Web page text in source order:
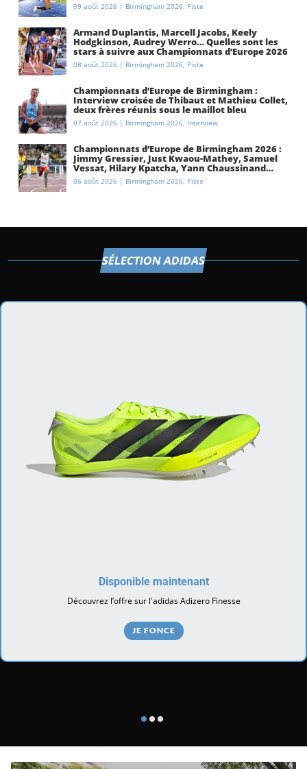
09 août 2026 | Birmingham 2026 Piste
Armand Duplantis, Marcell Jacobs, Keely
Hodgkinson, Audrey Werro… Quelles sont les
stars à suivre aux Championnats d’Europe 2026
à Birmingham ?
08 août 2026 | Birmingham 2026 Piste
Championnats d’Europe de Birmingham :
Interview croisée de Thibaut et Mathieu Collet,
deux frères réunis sous le maillot bleu
07 août 2026 | Birmingham 2026 Interview
Championnats d’Europe de Birmingham 2026 :
Jimmy Gressier, Just Kwaou-Mathey, Samuel
Vessat, Hilary Kpatcha, Yann Chaussinand…
Présentation de l’équipe de France
d’athlétisme
06 août 2026 | Birmingham 2026 Piste
SÉLECTION ADIDAS
Disponible maintenant
Découvrez l’offre sur l'adidas Adizero Finesse
JE FONCE